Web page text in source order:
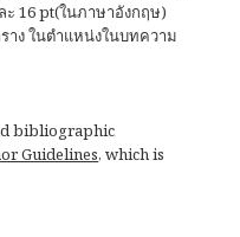
16 pt(ในภาษาอังกฤษ)
าง ในตำแหน่งในบทความ
bibliographic
Guidelines, which is